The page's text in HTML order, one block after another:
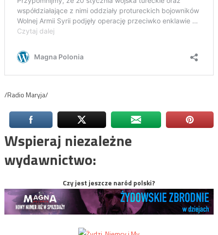
/Radio Maryja/
Wspieraj niezależne
wydawnictwo:
Czy jest jeszcze naród polski?